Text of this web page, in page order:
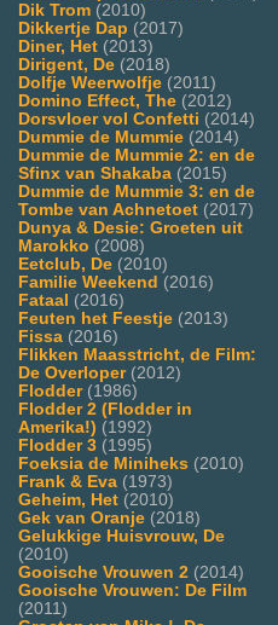
Dik Trom (2010)
Dikkertje Dap (2017)
Diner, Het (2013)
Dirigent, De (2018)
Dolfje Weerwolfje (2011)
Domino Effect, The (2012)
Dorsvloer vol Confetti (2014)
Dummie de Mummie (2014)
Dummie de Mummie 2: en de
Sfinx van Shakaba (2015)
Dummie de Mummie 3: en de
Tombe van Achnetoet (2017)
Dunya & Desie: Groeten uit
Marokko (2008)
Eetclub, De (2010)
Familie Weekend (2016)
Fataal (2016)
Feuten het Feestje (2013)
Fissa (2016)
Flikken Maasstricht, de Film:
De Overloper(2012)
Flodder(1986)
Flodder 2 (Flodder in
Amerika!) (1992)
Flodder 3 (1995)
Foeksia de Miniheks (2010)
Frank & Eva (1973)
Geheim, Het (2010)
Gek van Oranje (2018)
Gelukkige Huisvrouw, De
(2010)
Gooische Vrouwen 2 (2014)
Gooische Vrouwen: De Film
(2011)